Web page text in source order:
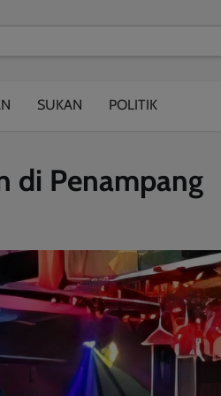
SUKAN POLITIK
di Penampang